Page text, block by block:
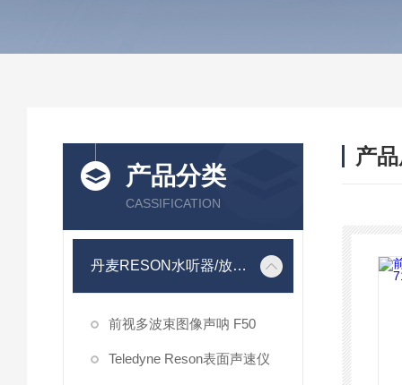
产品分类
CASSIFICATION
丹麦RESON水听器/放大器
前视多波束图像声呐 F50
Teledyne Reson表面声速仪
产